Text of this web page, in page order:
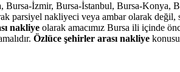
İzmir, Bursa-İstanbul, Bursa-Konya,
parsiyel nakliyeci veya ambar olarak değil,
nakliye olarak amacımız Bursa ili içinde
Özlüce şehirler arası nakliye